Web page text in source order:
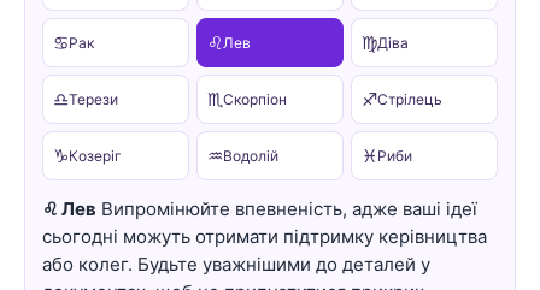
♋Рак ♌ Лев ♍Діва
♎Терези ♏Скорпіон ♐Стрілець
♑Козеріг ♒Водолій ♓ Риби
♌ Лев Випромінюйте впевненість, адже ваші ідеї
сьогодні можуть отримати підтримку керівництва
або колег. Будьте уважнішими до деталей у